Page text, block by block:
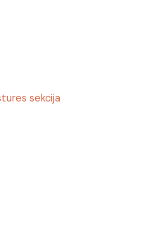
sekcija